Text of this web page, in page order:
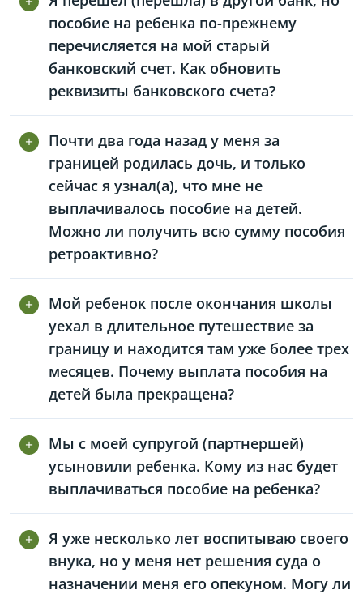
пособие на ребенка по-прежнему
перечисляется на мой старый
банковский счет. Как обновить
реквизиты банковского счета?
Почти два года назад у меня за
границей родилась дочь, и только
сейчас я узнал(а), что мне не
выплачивалось пособие на детей.
Можно ли получить всю сумму пособия
ретроактивно?
Мой ребенок после окончания школы
уехал в длительное путешествие за
границу и находится там уже более трех
месяцев. Почему выплата пособия на
детей была прекращена?
Мы с моей супругой (партнершей)
усыновили ребенка. Кому из нас будет
выплачиваться пособие на ребенка?
Я уже несколько лет воспитываю своего
внука, но у меня нет решения суда о
назначении меня его опекуном. Могу ли